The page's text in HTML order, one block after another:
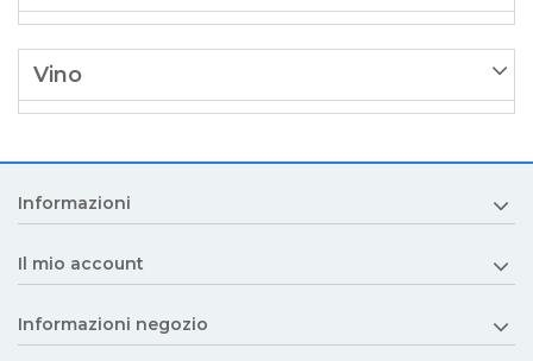
Vino
Informazioni
Il mio account
Informazioni negozio